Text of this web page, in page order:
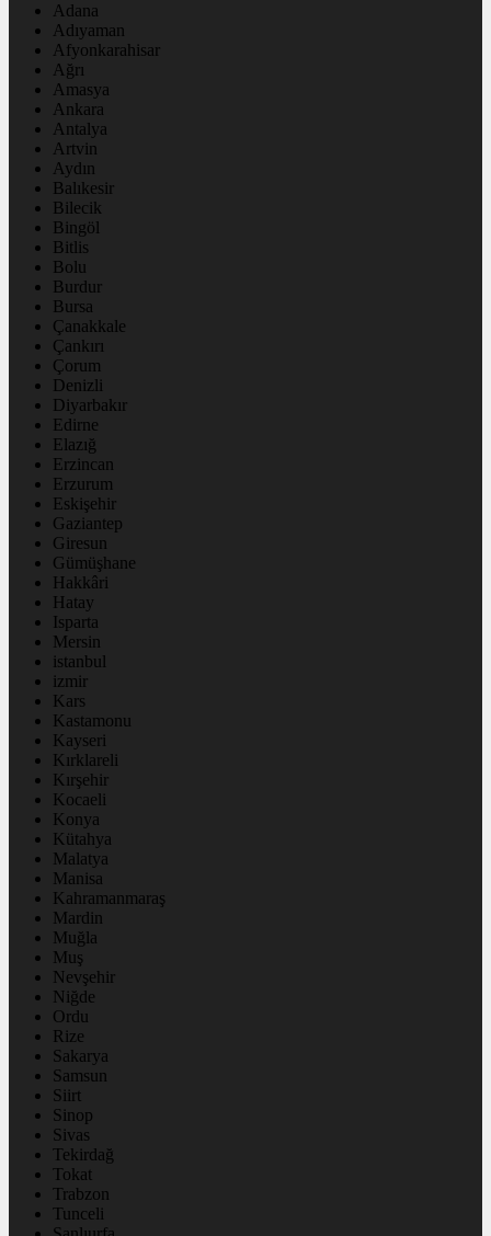
Adana
Adıyaman
Afyonkarahisar
Ağrı
Amasya
Ankara
Antalya
Artvin
Aydın
Balıkesir
Bilecik
Bingöl
Bitlis
Bolu
Burdur
Bursa
Çanakkale
Çankırı
Çorum
Denizli
Diyarbakır
Edirne
Elazığ
Erzincan
Erzurum
Eskişehir
Gaziantep
Giresun
Gümüşhane
Hakkâri
Hatay
Isparta
Mersin
istanbul
izmir
Kars
Kastamonu
Kayseri
Kırklareli
Kırşehir
Kocaeli
Konya
Kütahya
Malatya
Manisa
Kahramanmaraş
Mardin
Muğla
Muş
Nevşehir
Niğde
Ordu
Rize
Sakarya
Samsun
Siirt
Sinop
Sivas
Tekirdağ
Tokat
Trabzon
Tunceli